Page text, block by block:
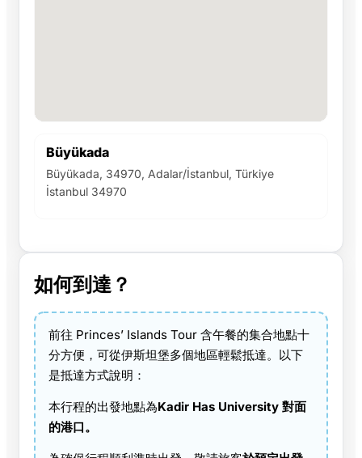
Büyükada
Büyükada, 34970, Adalar/İstanbul, Türkiye
İstanbul 34970
如何到達？
前往 Princes’ Islands Tour 含午餐的集合地點十
分方便，可從伊斯坦堡多個地區輕鬆抵達。以下
是抵達方式說明：
本行程的出發地點為Kadir Has University 對面
的港口。